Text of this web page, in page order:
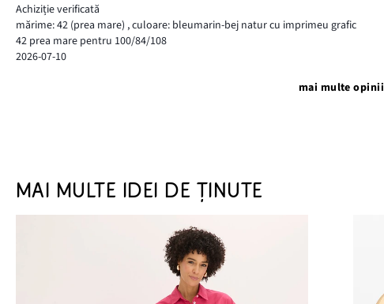
Achiziție verificată
mărime: 42 (prea mare) ,culoare: bleumarin-bej natur cu imprimeu grafic
42 prea mare pentru 100/84/108
2026-07-10
mai multe opinii
MAI MULTE IDEI DE ȚINUTE